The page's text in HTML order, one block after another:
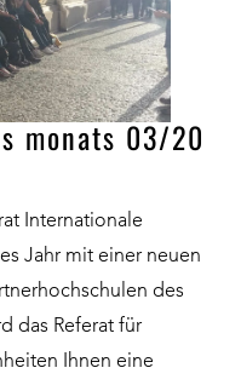
monats 03/20
Internationale
Jahr mit einer neuen
des
das Referat für
Ihnen eine